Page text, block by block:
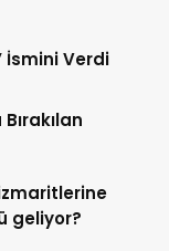
İsmini Verdi
geliyor?